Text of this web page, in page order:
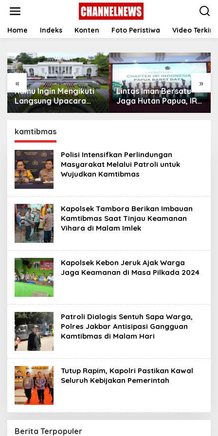
t
Home Indeks Konten Foto Peristiwa Video Terkini
« »
Kamu Ingin Mengikuti
Langsung Upacara
HUT Ke-81
Istana? Ini Link
Pendaftaran Resminya
di Sini
Lintas Iman Bersatu
Jaga Hutan Papua, IRI
Indonesia Resmikan
kamtibmas
Polisi Intensifkan Perlindungan
Masyarakat Melalui Patroli untuk
Wujudkan Kamtibmas
Kapolsek Tambora Berikan Imbauan
Kamtibmas Saat Tinjau Keamanan
Vihara di Malam Imlek
Kapolsek Kebon Jeruk Ajak Warga
Jaga Keamanan di Masa Pilkada 2024
Patroli Dialogis Sentuh Sapa Warga,
Polres Jakbar Antisipasi Gangguan
Kamtibmas di Malam Hari
Tutup Rapim, Kapolri Pastikan Kawal
Seluruh Kebijakan Pemerintah
Berita Terpopuler